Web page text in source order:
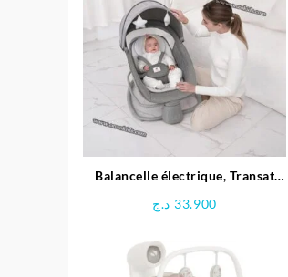
Balancelle électrique, Transat
33.900 د.ج